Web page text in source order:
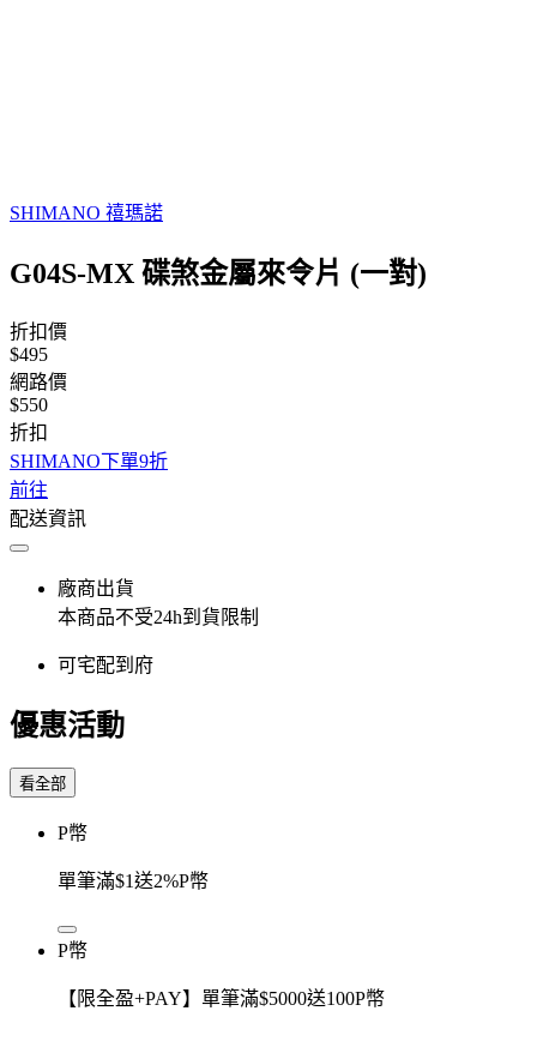
SHIMANO 禧瑪諾
G04S-MX 碟煞金屬來令片 (一對)
折扣價
$495
網路價
$550
折扣
SHIMANO下單9折
前往
配送資訊
廠商出貨
本商品不受24h到貨限制
可宅配到府
優惠活動
看全部
P幣
單筆滿$1送2%P幣
P幣
【限全盈+PAY】單筆滿$5000送100P幣